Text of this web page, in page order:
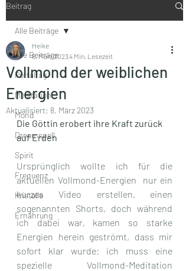
Beitrag
Alle Beiträge
Portaltag
Meditation
Mond
Dreamspell
Spirit
Frequenz
Kristalle
Ernährung
Alle Beiträge
Vollmond der weiblichen
Energien
Heike
6. März 20234 Min. Lesezeit
Aktualisiert: 8. März 2023
Die Göttin erobert ihre Kraft zurück
auf Erden
Ursprünglich wollte ich für die
aktuellen Vollmond-Energien  nur ein
kurzes Video erstellen, einen
sogenannten Shorts, doch während
ich dabei war, kamen so starke
Energien herein geströmt, dass mir
sofort klar wurde: ich muss eine
spezielle Vollmond-Meditation